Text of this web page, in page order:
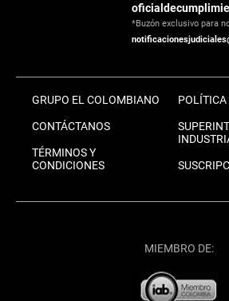
*Buzón exclusivo para
GRUPO EL COLOMBIANO
CONTÁCTANOS
TÉRMINOS Y
CONDICIONES
POLÍTICA
MIEMBRO DE: